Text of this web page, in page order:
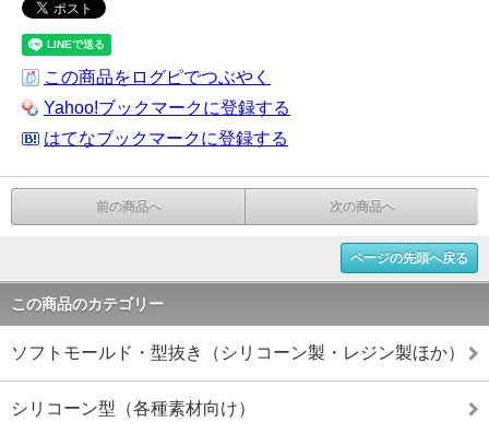
この商品をログピでつぶやく
Yahoo!ブックマークに登録する
はてなブックマークに登録する
前の商品へ 次の商品へ
ページの先頭へ戻る
この商品のカテゴリー
ソフトモールド・型抜き（シリコーン製・レジン製ほか）
シリコーン型（各種素材向け）